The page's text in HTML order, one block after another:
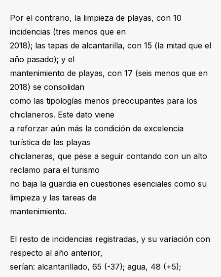
Por el contrario, la limpieza de playas, con 10
incidencias (tres menos que en
2018); las tapas de alcantarilla, con 15 (la mitad que el
año pasado); y el
mantenimiento de playas, con 17 (seis menos que en
2018) se consolidan
como las tipologías menos preocupantes para los
chiclaneros. Este dato viene
a reforzar aún más la condición de excelencia
turística de las playas
chiclaneras, que pese a seguir contando con un alto
reclamo para el turismo
no baja la guardia en cuestiones esenciales como su
limpieza y las tareas de
mantenimiento.
El resto de incidencias registradas, y su variación con
respecto al año anterior,
serían: alcantarillado, 65 (-37); agua, 48 (+5);